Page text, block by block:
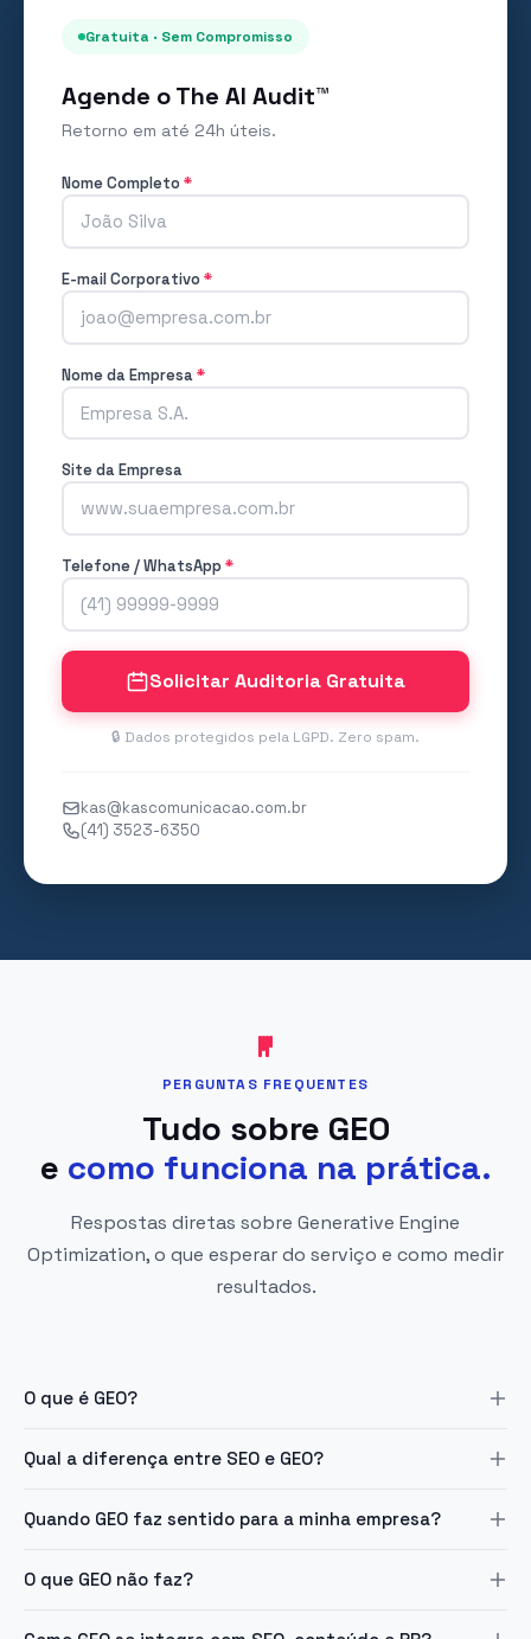
Gratuita · Sem Compromisso
Agende o The AI Audit™
Retorno em até 24h úteis.
Nome Completo*
E-mail Corporativo*
Nome da Empresa*
Site da Empresa
Telefone / WhatsApp*
Solicitar Auditoria Gratuita
🔒 Dados protegidos pela LGPD. Zero spam.
kas@kascomunicacao.com.br
(41) 3523-6350
PERGUNTAS FREQUENTES
Tudo sobre GEO
e como funciona na prática.
Respostas diretas sobre Generative Engine
Optimization, o que esperar do serviço e como medir
resultados.
O que é GEO?
editorial e presença técnica para que marcas sejam
ChatGPT, Gemini, Perplexity, Claude e Copilot — o próximo
Qual a diferença entre SEO e GEO?
Google (cliques). GEO estrutura autoridade para que
disciplinas complementares: bom SEO contribui para GEO,
Quando GEO faz sentido para a minha empresa?
digital estabelecida e quer ser reconhecida como
O que GEO não faz?